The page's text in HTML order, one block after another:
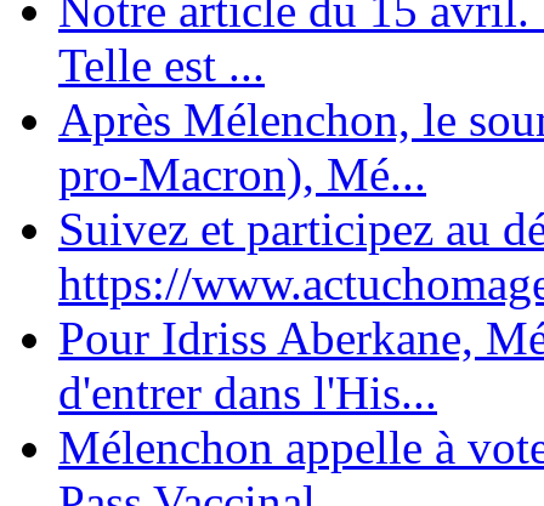
Telle est ...
Après Mélenchon, le
pro-Macron), Mé...
Suivez et participez au
https://
Pour Idriss Aberkane,
d'entrer dans l'His...
Mélenchon appelle à